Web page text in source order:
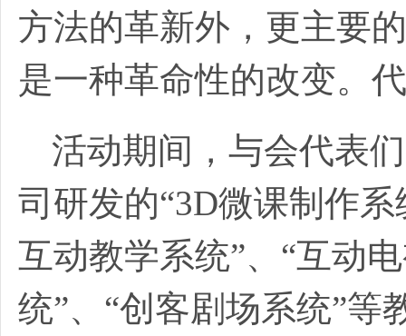
方法的革新外，更主要
是一种革命性的改变。
活动期间，与会代表
司研发的“3D微课制作系
互动教学系统”、“互动
统”、“创客剧场系统”等